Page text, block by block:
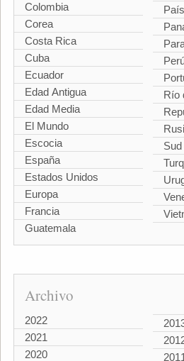
Colombia
Corea
Costa Rica
Cuba
Ecuador
Edad Antigua
Edad Media
El Mundo
Escocia
España
Estados Unidos
Europa
Francia
Guatemala
Río
Archivo
2022
2021
2020
2011